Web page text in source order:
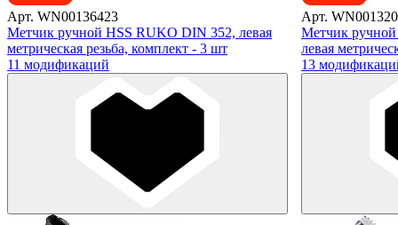
Арт. WN00136423
Метчик ручной HSS RUKO DIN 352, левая
метрическая резьба, комплект - 3 шт
11 модификаций
Арт.
Метчик ручной
левая
13